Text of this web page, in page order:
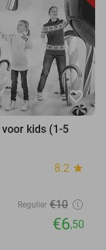
favorite_border
kids (1-5
8.2 star
Regulier €10
€6,50